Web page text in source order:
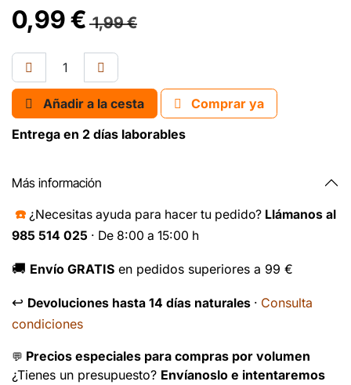
0,99€ 1,99€
Añadir a la cesta
Comprar ya
Entrega en 2 días laborables
Más información
☎️ ¿Necesitas ayuda para hacer tu pedido? Llámanos al
985 514 025 · De 8:00 a 15:00 h
🚚 Envío GRATIS en pedidos superiores a 99 €
↩️ Devoluciones hasta 14 días naturales · Consulta
condiciones
💬 Precios especiales para compras por volumen
¿Tienes un presupuesto? Envíanoslo e intentaremos